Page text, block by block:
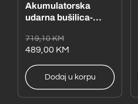
Akumulatorska
udarna bušilica-
DHP485RFE1
Redovna
cijena
719,10 KM
Akcijska
cijena
489,00 KM
Dodaj u korpu